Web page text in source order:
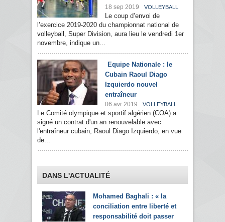
18 sep 2019 VOLLEYBALL
Le coup d’envoi de
l’exercice 2019-2020 du championnat national de
volleyball, Super Division, aura lieu le vendredi 1er
novembre, indique un...
Equipe Nationale : le
Cubain Raoul Diago
Izquierdo nouvel
entraîneur
06 avr 2019 VOLLEYBALL
Le Comité olympique et sportif algérien (COA) a
signé un contrat d'un an renouvelable avec
l'entraîneur cubain, Raoul Diago Izquierdo, en vue
de...
DANS L'ACTUALITÉ
Mohamed Baghali : « la
conciliation entre liberté et
responsabilité doit passer